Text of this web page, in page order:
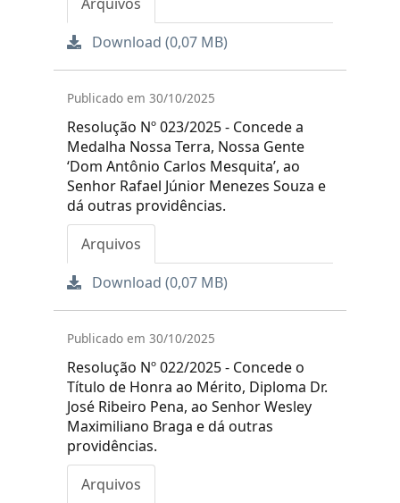
Download (0,07 MB)
Publicado em 30/10/2025
Resolução Nº 023/2025 - Concede a
Medalha Nossa Terra, Nossa Gente
‘Dom Antônio Carlos Mesquita’, ao
Senhor Rafael Júnior Menezes Souza e
dá outras providências.
Arquivos
Download (0,07 MB)
Publicado em 30/10/2025
Resolução Nº 022/2025 - Concede o
Título de Honra ao Mérito, Diploma Dr.
José Ribeiro Pena, ao Senhor Wesley
Maximiliano Braga e dá outras
providências.
Arquivos